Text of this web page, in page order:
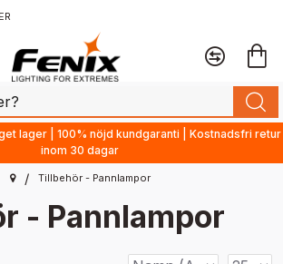
lager | 100% nöjd kundgaranti | Kostnadsfri retur
inom 30 dagar
Tillbehör - Pannlampor
- Pannlampor